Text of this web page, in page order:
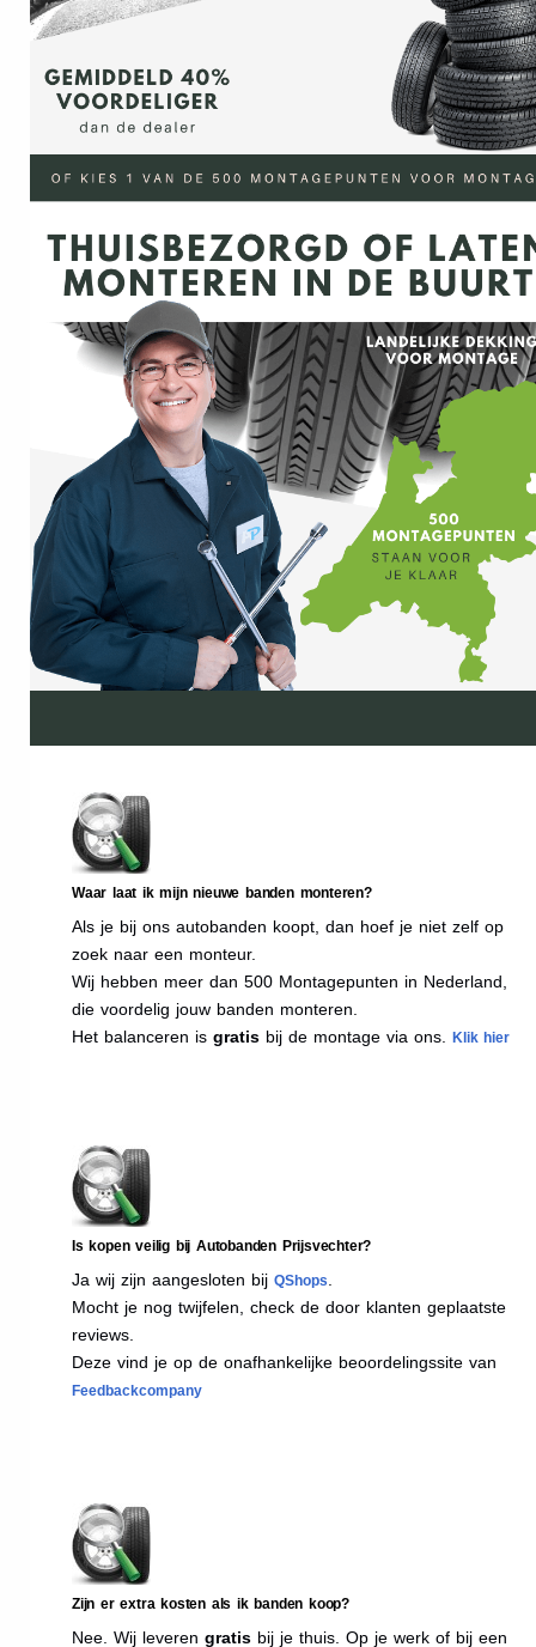
Waar laat ik mijn nieuwe banden monteren?
Als je bij ons autobanden koopt, dan hoef je niet zelf op
zoek naar een monteur.
Wij hebben meer dan 500 Montagepunten in Nederland,
die voordelig jouw banden monteren.
Het balanceren is gratis bij de montage via ons. Klik hier
Is kopen veilig bij Autobanden Prijsvechter?
Ja wij zijn aangesloten bij QShops
Mocht je nog twijfelen, check de door klanten geplaatste
reviews.
Deze vind je op de onafhankelijke beoordelingssite van
Feedbackcompany
Zijn er extra kosten als ik banden koop?
Nee. Wij leveren gratis bij je thuis. Op je werk of bij een